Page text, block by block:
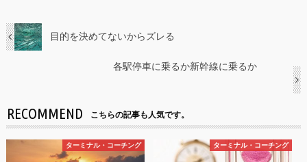
目的を決めてないからズレる
各駅停車に乗るか新幹線に乗るか
RECOMMEND こちらの記事も人気です。
ターミナル・コーチング ターミナル・コーチング